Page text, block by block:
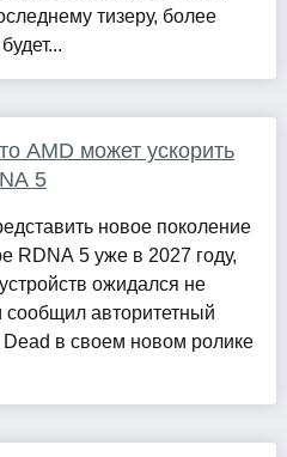
тизеру, более
AMD может ускорить
5
новое поколение
RDNA 5 уже в 2027 году,
ожидался не
авторитетный
Dead в своем новом ролике